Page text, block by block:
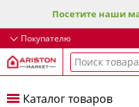
Посетите наши
Покупателю
Каталог товаров